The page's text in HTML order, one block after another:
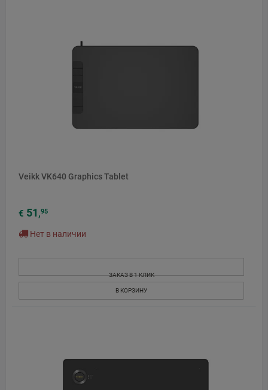
Veikk VK640 Graphics Tablet
€ 51 ,95
Нет в наличии
ЗАКАЗ В 1 КЛИК
В КОРЗИНУ